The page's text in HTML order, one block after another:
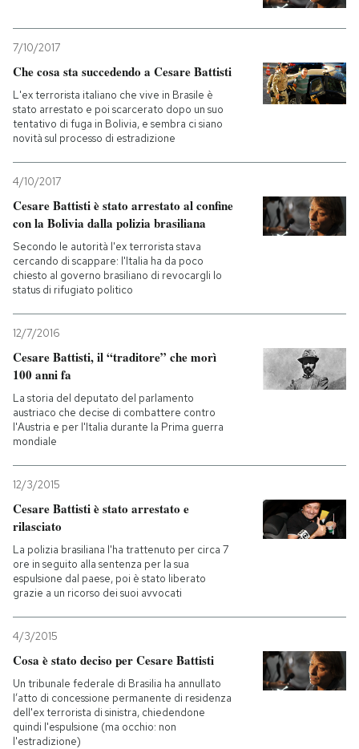
7/10/2017
Che cosa sta succedendo a Cesare Battisti
L'ex terrorista italiano che vive in Brasile è
stato arrestato e poi scarcerato dopo un suo
tentativo di fuga in Bolivia, e sembra ci siano
novità sul processo di estradizione
4/10/2017
Cesare Battisti è stato arrestato al confine
con la Bolivia dalla polizia brasiliana
Secondo le autorità l'ex terrorista stava
cercando di scappare: l'Italia ha da poco
chiesto al governo brasiliano di revocargli lo
status di rifugiato politico
12/7/2016
Cesare Battisti, il “traditore” che morì
100 anni fa
La storia del deputato del parlamento
austriaco che decise di combattere contro
l'Austria e per l'Italia durante la Prima guerra
mondiale
12/3/2015
Cesare Battisti è stato arrestato e
rilasciato
La polizia brasiliana l'ha trattenuto per circa 7
ore in seguito alla sentenza per la sua
espulsione dal paese, poi è stato liberato
grazie a un ricorso dei suoi avvocati
4/3/2015
Cosa è stato deciso per Cesare Battisti
Un tribunale federale di Brasilia ha annullato
l’atto di concessione permanente di residenza
dell'ex terrorista di sinistra, chiedendone
quindi l'espulsione (ma occhio: non
l'estradizione)